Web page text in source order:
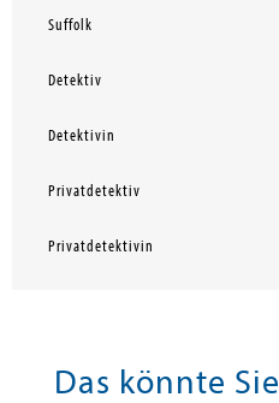
Suffolk
Detektiv
Detektivin
Privatdetektiv
Privatdetektivin
Das könnte